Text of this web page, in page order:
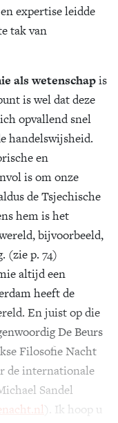
expertise leidde
tak van
als wetenschapis
is wel dat deze
opvallend snel
handelswijsheid.
en
is om onze
de Tsjechische
hem is het
bijvoorbeeld,
(zie p. 74)
altijd een
heeft de
En juist op die
De Beurs
Filosofie Nacht
de internationale
Sandel
). Ik hoop u